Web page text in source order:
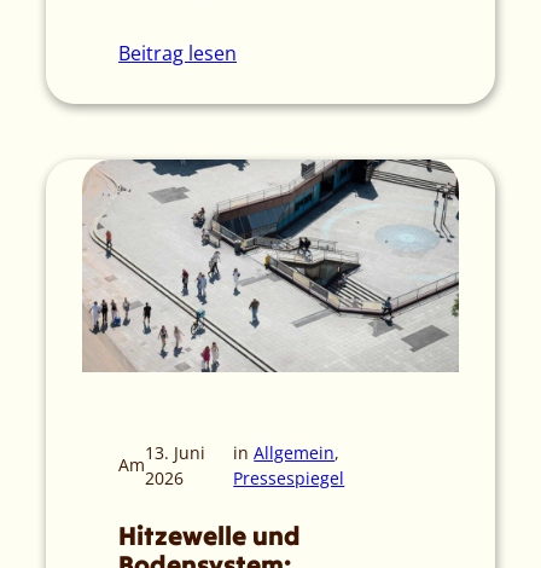
Beitrag lesen
Am
13. Juni
2026
inAllgemein
Pressespiegel
Hitzewelle und